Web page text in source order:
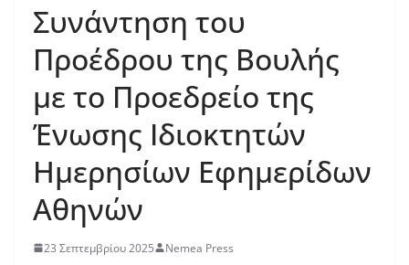
Συνάντηση του
Προέδρου της Βουλής
με το Προεδρείο της
Ένωσης Ιδιοκτητών
Ημερησίων Εφημερίδων
Αθηνών
23 Σεπτεμβρίου 2025 Nemea Press